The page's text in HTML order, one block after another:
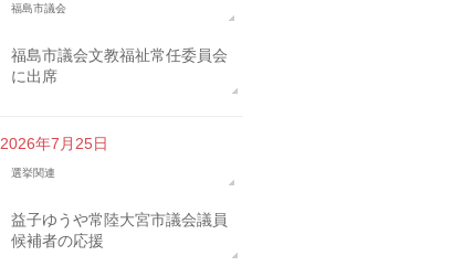
福島市議会
福島市議会文教福祉常任委員会
に出席
2026年7月25日
選挙関連
益子ゆうや常陸大宮市議会議員
候補者の応援